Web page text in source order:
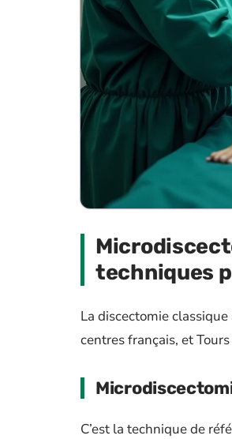
techniques
La discectomie
centres français, et
C’est la technique de